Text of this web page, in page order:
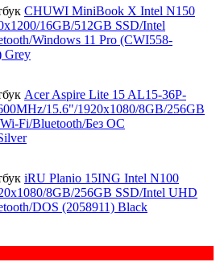
CHUWI MiniBook X Intel N150
16GB/512GB SSD/Intel
Windows 11 Pro (CWI558-
Grey
Acer Aspire Lite 15 AL15-36P-
15.6"/1920x1080/8GB/256GB
Fi/Bluetooth/Без ОС
iRU Planio 15ING Intel N100
8GB/256GB SSD/Intel UHD
DOS (2058911) Black